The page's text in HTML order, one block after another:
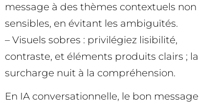
message à des thèmes contextuels non
sensibles, en évitant les ambiguïtés.
– Visuels sobres : privilégiez lisibilité,
contraste, et éléments produits clairs ; la
surcharge nuit à la compréhension.
En IA conversationnelle, le bon message